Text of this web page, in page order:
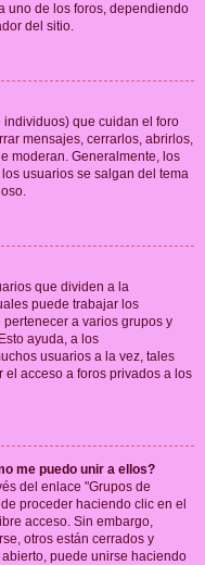
uno de los foros, dependiendo
del sitio.
que cuidan el foro
mensajes, cerrarlos, abrirlos,
moderan. Generalmente, los
usuarios se salgan del tema
que dividen a la
puede trabajar los
a varios grupos y
ayuda, a los
usuarios a la vez, tales
el acceso a foros privados a los
me puedo unir a ellos?
del enlace "Grupos de
proceder haciendo clic en el
acceso. Sin embargo,
otros están cerrados y
puede unirse haciendo